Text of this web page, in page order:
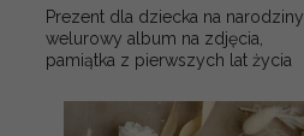
Prezent dla dziecka na narodziny
welurowy album na zdjęcia,
pamiątka z pierwszych lat życia